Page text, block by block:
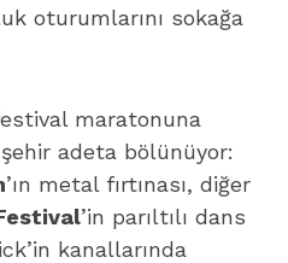
oturumlarını sokağa
maratonuna
şehir adeta bölünüyor:
’ın metal fırtınası, diğer
’in parıltılı dans
kanallarında